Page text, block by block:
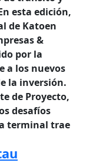
esta edición,
de Katoen
&
por la
a los nuevos
la inversión.
de Proyecto,
desafíos
terminal trae